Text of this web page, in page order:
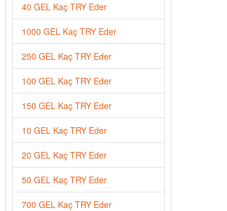
40 GEL Kaç TRY Eder
1000 GEL Kaç TRY Eder
250 GEL Kaç TRY Eder
100 GEL Kaç TRY Eder
150 GEL Kaç TRY Eder
10 GEL Kaç TRY Eder
20 GEL Kaç TRY Eder
50 GEL Kaç TRY Eder
700 GEL Kaç TRY Eder